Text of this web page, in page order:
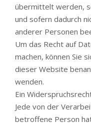
übermittelt werden,
und sofern dadurch
anderer Personen
Um das Recht auf
machen, können Sie
dieser Website
wenden.
Ein
Jede von der
betroffene Person